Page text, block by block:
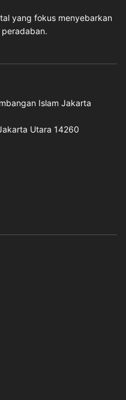
yang fokus menyebarkan
Islam Jakarta
Utara 14260